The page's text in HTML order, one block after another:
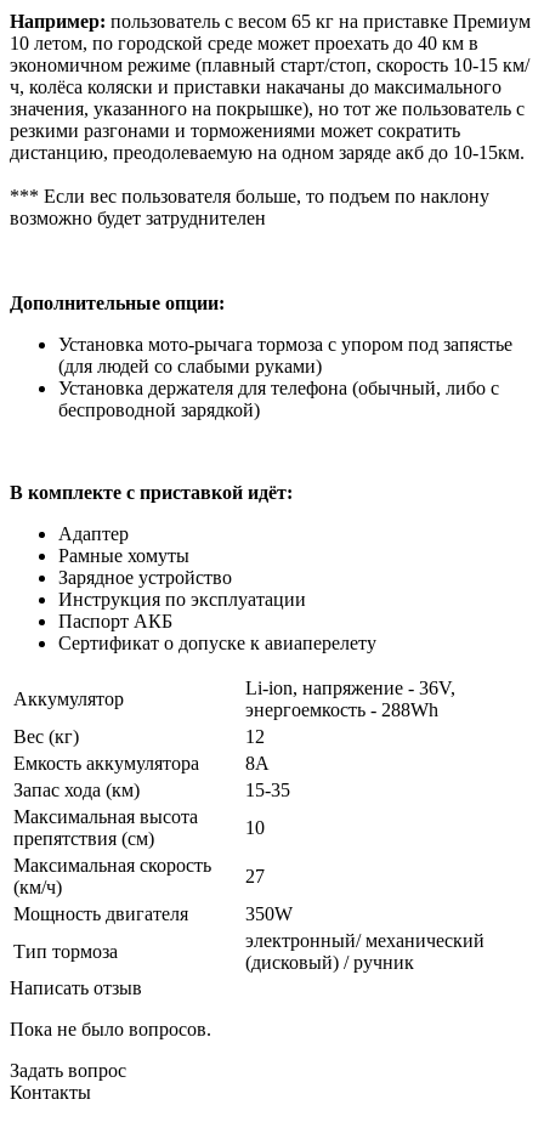
Например: пользователь с весом 65 кг на приставке Премиум
10 летом, по городской среде может проехать до 40 км в
экономичном режиме (плавный старт/стоп, скорость 10-15 км/
ч, колёса коляски и приставки накачаны до максимального
значения, указанного на покрышке), но тот же пользователь с
резкими разгонами и торможениями может сократить
дистанцию, преодолеваемую на одном заряде акб до 10-15км.
*** Если вес пользователя больше, то подъем по наклону
возможно будет затруднителен
Дополнительные опции:
Установка мото-рычага тормоза с упором под запястье
(для людей со слабыми руками)
Установка держателя для телефона (обычный, либо с
беспроводной зарядкой)
В комплекте с приставкой идёт:
Адаптер
Рамные хомуты
Зарядное устройство
Инструкция по эксплуатации
Паспорт АКБ
Сертификат о допуске к авиаперелету
Аккумулятор
Li-ion, напряжение - 36V,
энергоемкость - 288Wh
Вес (кг)
12
Емкость аккумулятора
8A
Запас хода (км)
15-35
Максимальная высота
препятствия (см)
10
Максимальная скорость
(км/ч)
27
Мощность двигателя
350W
Тип тормоза
электронный/ механический
(дисковый) / ручник
Написать отзыв
Пока не было вопросов.
Задать вопрос
Контакты